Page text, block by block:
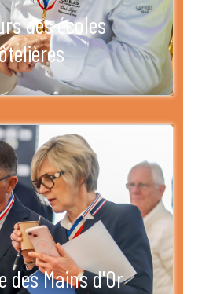
des écoles
des Mains d'Or